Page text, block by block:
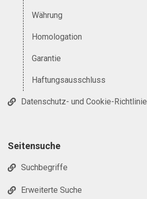
Währung
Homologation
Garantie
Haftungsausschluss
Datenschutz- und Cookie-Richtlinie
Seitensuche
Suchbegriffe
Erweiterte Suche